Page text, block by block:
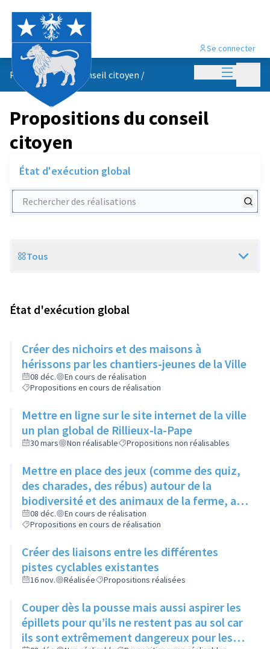
Menu
Se connecter
Propositions du conseil citoyen /
Propositions du conseil
citoyen
État d'exécution global
Rechercher des réalisations
Scope
Tous
État d'exécution global
Créer des nichoirs et des maisons à
hérissons par les chantiers-jeunes de la Ville
08 déc.
En cours de réalisation
Propositions en cours de réalisation
Mettre en ligne sur le site internet de la ville
un plan global de Rillieux-la-Pape
30 mars Non réalisable Propositions non réalisables
Mettre en place des jeux (comme des quiz,
des charades, des rébus) autour de la
biodiversité et des animaux de la ferme, au
niveau de la ferme pédagogique du parc
linéaire urbain
08 déc.
En cours de réalisation
Propositions en cours de réalisation
Créer des liaisons entre les différentes
pistes cyclables existantes
16 nov. Réalisée Propositions réalisées
Couper dès la pousse mais aussi aspirer les
épillets pour qu’ils ne restent pas au sol car
ils sont extrêmement dangereux pour les